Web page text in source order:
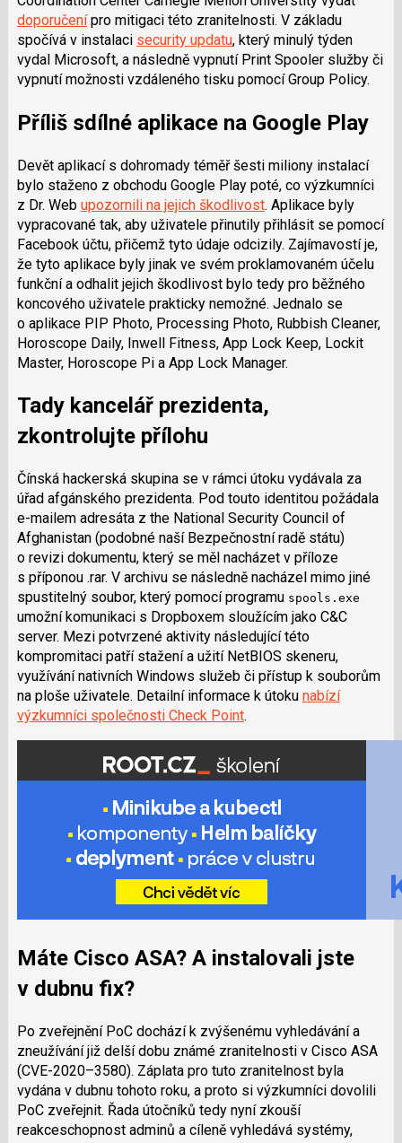
doporučenípro mitigaci této zranitelnosti. V základu
spočívá v instalaci security updatu, který minulý týden
vydal Microsoft, a následně vypnutí Print Spooler služby či
vypnutí možnosti vzdáleného tisku pomocí Group Policy.
Příliš sdílné aplikace na Google Play
Devět aplikací s dohromady téměř šesti miliony instalací
bylo staženo z obchodu Google Play poté, co výzkumníci
z Dr. Web upozornili na jejich škodlivost. Aplikace byly
vypracované tak, aby uživatele přinutily přihlásit se pomocí
Facebook účtu, přičemž tyto údaje odcizily. Zajímavostí je,
že tyto aplikace byly jinak ve svém proklamovaném účelu
funkční a odhalit jejich škodlivost bylo tedy pro běžného
koncového uživatele prakticky nemožné. Jednalo se
o aplikace PIP Photo, Processing Photo, Rubbish Cleaner,
Horoscope Daily, Inwell Fitness, App Lock Keep, Lockit
Master, Horoscope Pi a App Lock Manager.
Tady kancelář prezidenta,
zkontrolujte přílohu
Čínská hackerská skupina se v rámci útoku vydávala za
úřad afgánského prezidenta. Pod touto identitou požádala
e-mailem adresáta z the National Security Council of
Afghanistan (podobné naší Bezpečnostní radě státu)
o revizi dokumentu, který se měl nacházet v příloze
s příponou .rar. V archivu se následně nacházel mimo jiné
spustitelný soubor, který pomocí programu spools.exe
umožní komunikaci s Dropboxem sloužícím jako C&C
server. Mezi potvrzené aktivity následující této
kompromitaci patří stažení a užití NetBIOS skeneru,
využívání nativních Windows služeb či přístup k souborům
na ploše uživatele. Detailní informace k útoku nabízí
výzkumníci společnosti Check Point.
Máte Cisco ASA? A instalovali jste
v dubnu fix?
Po zveřejnění PoC dochází k zvýšenému vyhledávání a
zneužívání již delší dobu známé zranitelnosti v Cisco ASA
(CVE-2020–3580). Záplata pro tuto zranitelnost byla
vydána v dubnu tohoto roku, a proto si výzkumníci dovolili
PoC zveřejnit. Řada útočníků tedy nyní zkouší
reakceschopnost adminů a cíleně vyhledává systémy,